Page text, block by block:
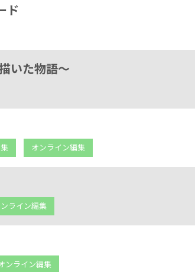
ド
いた物語～
オンライン編集
ライン編集
ンライン編集